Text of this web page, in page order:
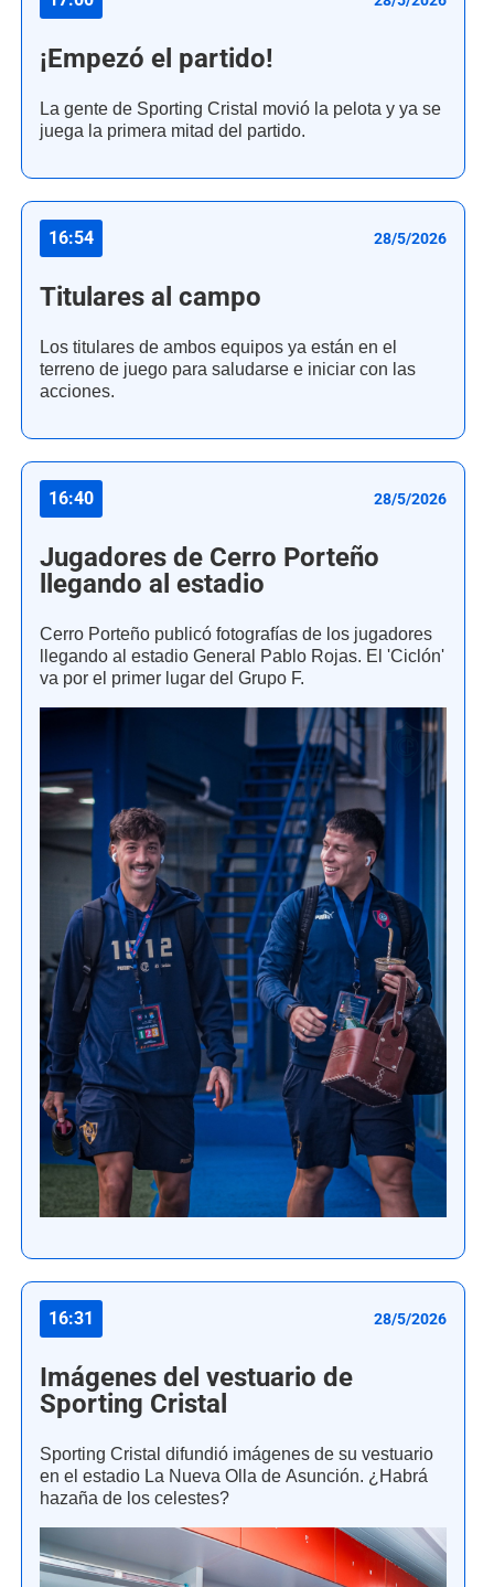
¡Empezó el partido!
La gente de Sporting Cristal movió la pelota y ya se
juega la primera mitad del partido.
16:54 28/5/2026
Titulares al campo
Los titulares de ambos equipos ya están en el
terreno de juego para saludarse e iniciar con las
acciones.
16:40 28/5/2026
Jugadores de Cerro Porteño
llegando al estadio
Cerro Porteño publicó fotografías de los jugadores
llegando al estadio General Pablo Rojas. El 'Ciclón'
va por el primer lugar del Grupo F.
16:31 28/5/2026
Imágenes del vestuario de
Sporting Cristal
Sporting Cristal difundió imágenes de su vestuario
en el estadio La Nueva Olla de Asunción. ¿Habrá
hazaña de los celestes?